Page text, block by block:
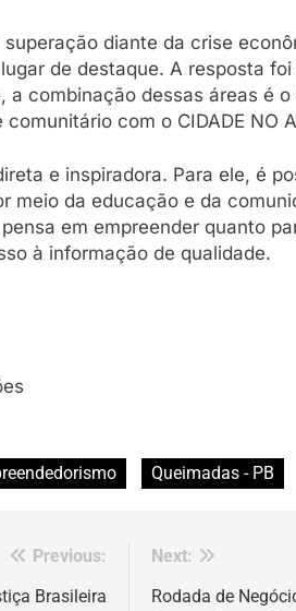
diante da crise
de destaque. A resposta
combinação dessas áreas é
com o CIDADE NO
e inspiradora. Para ele, é
meio da educação e da
em empreender quanto
à informação de qualidade.
Queimadas - PB
Previous:
Brasileira
Next:
Rodada de